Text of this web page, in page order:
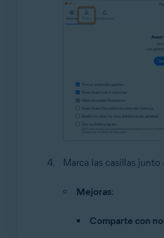
Marca las casillas
Mejoras:
Comparte con